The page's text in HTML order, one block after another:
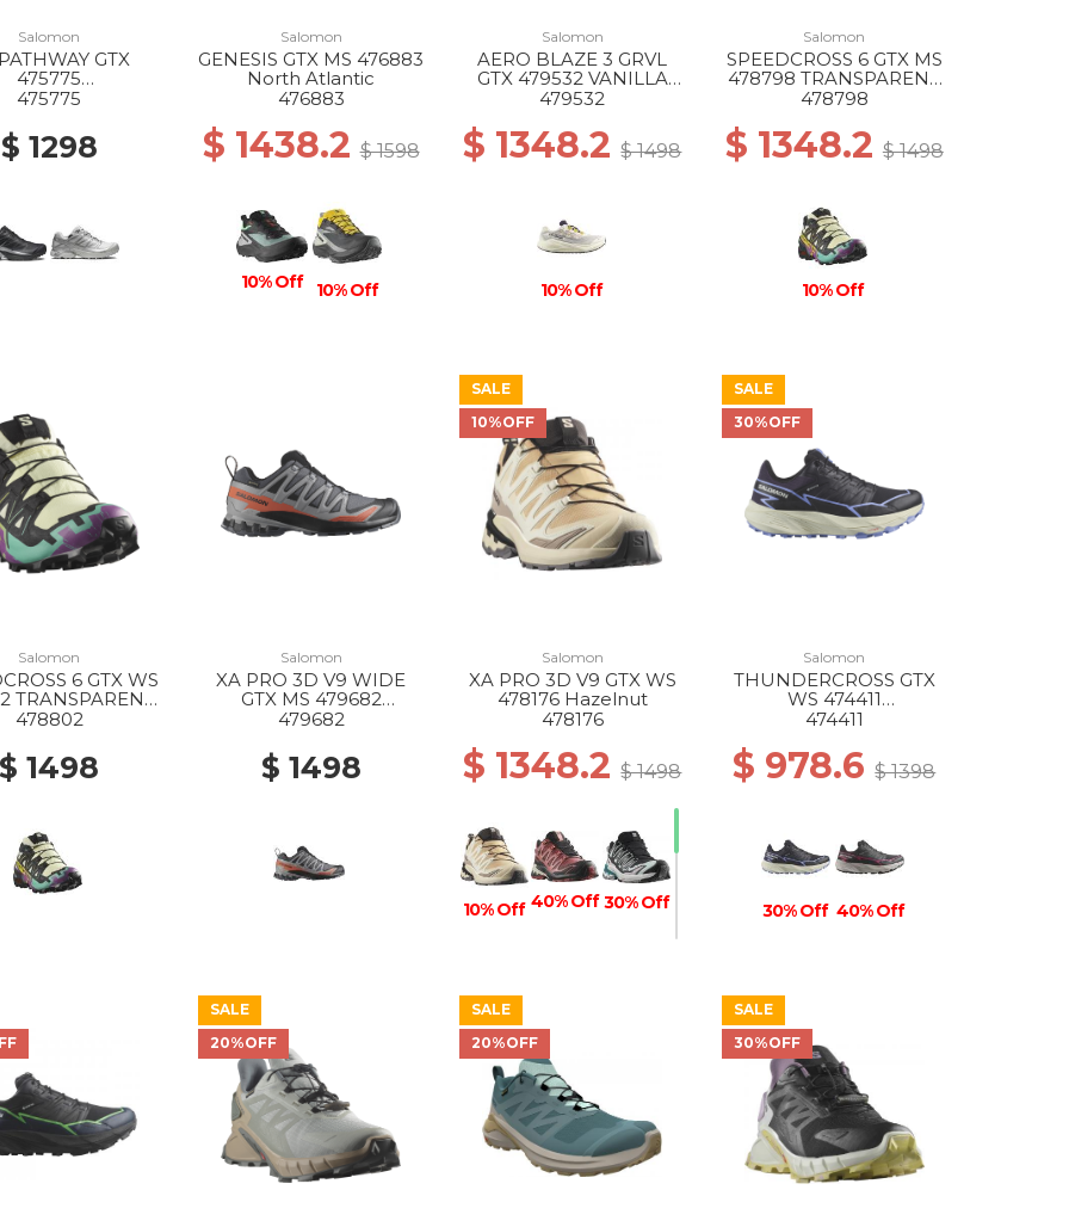
10% Off
Salomon
GTX
475775
BLACK/FTW
475775
$ 1298
Salomon
GENESIS GTX MS 476883
North Atlantic
476883
$ 1438.2$ 1598
10% Off 10% Off
Salomon
AERO BLAZE 3 GRVL
GTX 479532 VANILLA
ICE/ASTRAL
479532
$ 1348.2$ 1498
10% Off
Salomon
SPEEDCROSS 6 GTX MS
478798 TRANSPARENT
YL/BK/WATERFALL
478798
$ 1348.2 $ 1498
10% Off
Salomon
6 GTX WS
TRANSPARENT
WATERFALL
478802
$ 1498
Salomon
XA PRO 3D V9 WIDE
GTX MS 479682
TURBULENCE/BLACK/B
479682
$ 1498
SALE
10%OFF
Salomon
XA PRO 3D V9 GTX WS
478176 Hazelnut
478176
$ 1348.2$ 1498
10% Off 40% Off 30% Off
SALE
30%OFF
Salomon
THUNDERCROSS GTX
WS 474411
BLACK/NIGHTSHADE/H
474411
$ 978.6$ 1398
30% Off 40% Off
SALE
20%OFF
SALE
20%OFF
SALE
30%OFF